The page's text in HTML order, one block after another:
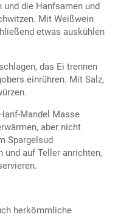
und die Hanfsamen und
Mit Weißwein
etwas auskühlen
das Ei trennen
einrühren. Mit Salz,
Mandel Masse
aber nicht
Spargelsud
und auf Teller anrichten,
herkömmliche